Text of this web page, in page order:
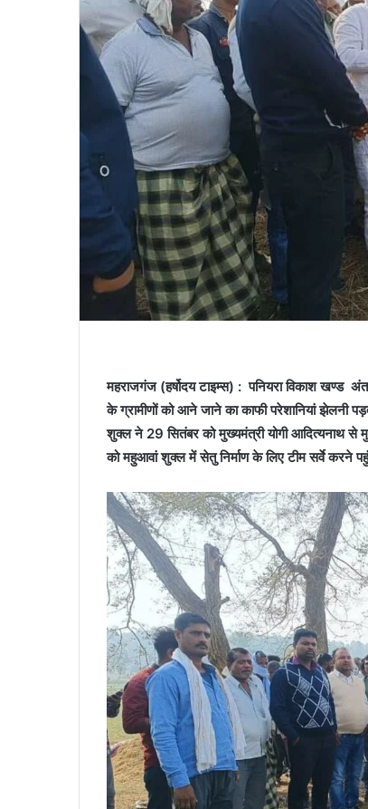
महराजगंज (हर्षोदय टाइम्स) : पनियरा विकाश खण्ड
के ग्रामीणों को आने जाने का काफी परेशानियां झेलनी
शुक्ल ने 29 सितंबर को मुख्यमंत्री योगी आदित्यनाथ
को महुआवां शुक्ल में सेतु निर्माण के लिए टीम सर्वे करने